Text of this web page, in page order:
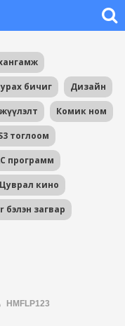
бичиг Дизайн
Комик ном
тоглоом
программ
Цуврал кино
загвар
HMFLP123